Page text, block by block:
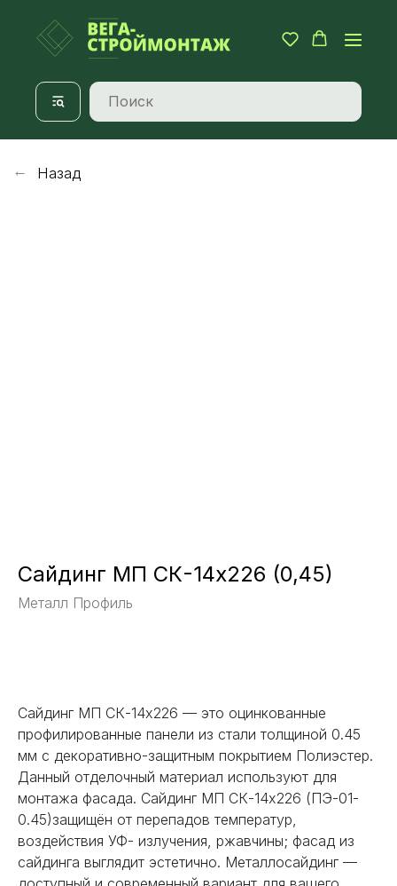
Назад
Сайдинг МП СК-14х226 (0,45)
Металл Профиль
Сайдинг МП СК-14х226 — это оцинкованные
профилированные панели из стали толщиной 0.45
мм с декоративно-защитным покрытием Полиэстер.
Данный отделочный материал используют для
монтажа фасада. Сайдинг МП СК-14х226 (ПЭ-01-
0.45)защищён от перепадов температур,
воздействия УФ- излучения, ржавчины; фасад из
сайдинга выглядит эстетично. Металлосайдинг —